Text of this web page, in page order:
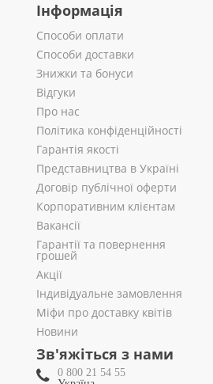
Інформація
Способи оплати
Способи доставки
Знижки та бонуси
Відгуки
Про нас
Політика конфіденційності
Гарантія якості
Представництва в Україні
Договір публічної оферти
Корпоративним клієнтам
Вакансії
Гарантії та повернення
грошей
Акції
Індивідуальне замовлення
Міфи про доставку квітів
Новини
Зв'яжіться з нами
0 800 21 54 55